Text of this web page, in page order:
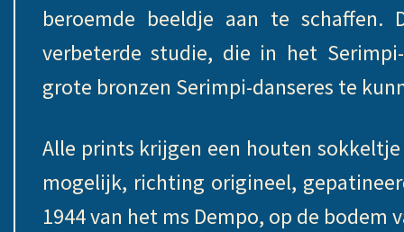
beroemde beeldje aan te schaffen.
verbeterde studie, die in het
grote bronzen Serimpi-danseres te
Alle prints krijgen een houten
mogelijk, richting origineel,
1944 van het ms Dempo, op de bodem